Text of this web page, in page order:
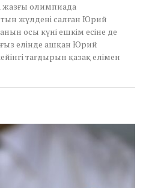
жазғы олимпиада
жүлдені салған Юрий
осы күні ешкім есіне де
елінде ашқан Юрий
тағдырын қазақ елімен